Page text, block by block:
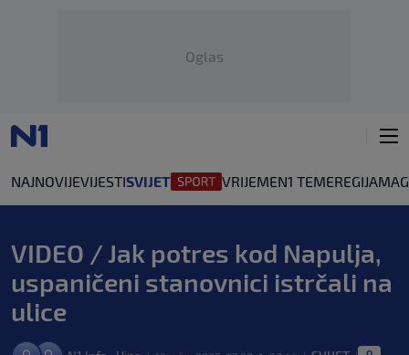
Oglas
NAJNOVIJEVIJESTISVIJET VRIJEMEN1 TEMEREGIJA
VIDEO / Jak potres kod Napulja,
uspaničeni stanovnici istrčali na
ulice